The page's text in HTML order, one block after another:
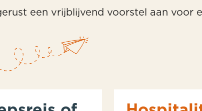
een vrijblijvend voorstel aan voor